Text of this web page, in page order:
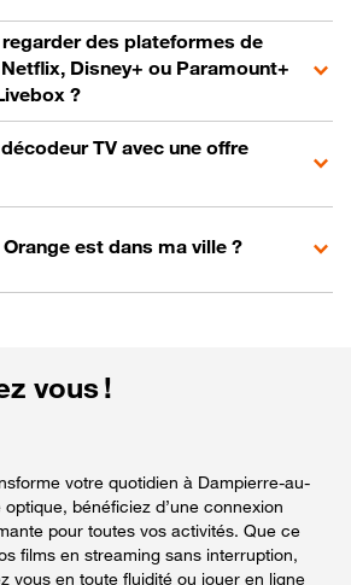
des plateformes de
Disney+ ou Paramount+
?
TV avec une offre
est dans ma ville ?
vous !
votre quotidien à Dampierre-au-
bénéficiez d’une connexion
pour toutes vos activités. Que ce
films en streaming sans interruption,
vous en toute fluidité ou jouer en ligne